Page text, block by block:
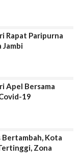
Rapat Paripurna
Jambi
Apel Bersama
19
Bertambah, Kota
Zona